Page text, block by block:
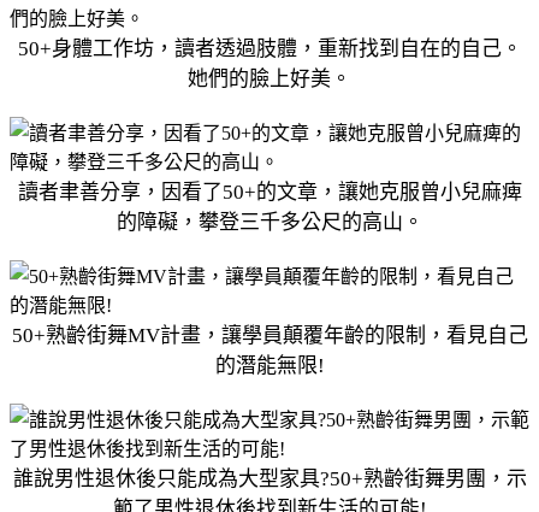
50+身體工作坊，讀者透過肢體，重新找到自在的自己。
她們的臉上好美。
讀者聿善分享，因看了50+的文章，讓她克服曾小兒麻痺
的障礙，攀登三千多公尺的高山。
50+熟齡街舞MV計畫，讓學員顛覆年齡的限制，看見自己
的潛能無限!
誰說男性退休後只能成為大型家具?50+熟齡街舞男團，示